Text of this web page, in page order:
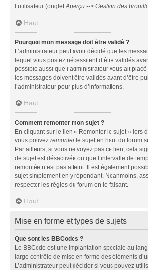
l’utilisateur (ongletAperçu --> Gestion des
Haut
Pourquoi mon message doit être validé ?
L’administrateur peut avoir décidé que les
lequel vous postez nécessitent d’être validés
possible aussi que l’administrateur vous ait
les messages doivent être validés avant d’être
l’administrateur pour plus d’informations.
Haut
Comment remonter mon sujet ?
En cliquant sur le lien « Remonter le sujet » lors
vous pouvez remonterle sujet en haut du forum
Par ailleurs, si vous ne voyez pas ce lien, cela
de sujet est désactivée ou que l’intervalle de
remontée n’est pas atteint. Il est également
sujet simplement en y répondant. Néanmoins,
respecter les règles du forum en le faisant.
Haut
Mise en forme et types de sujets
Que sont les BBCodes ?
Le BBCode est une implantation spéciale au
large contrôle de mise en forme des éléments
L’administrateur peut décider si vous pouvez